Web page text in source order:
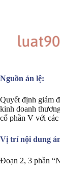
Nguồn án lệ:
Quyết định giám
kinh doanh
cổ phần V với
Vị trí nội dung
Đoạn 2, 3 phần